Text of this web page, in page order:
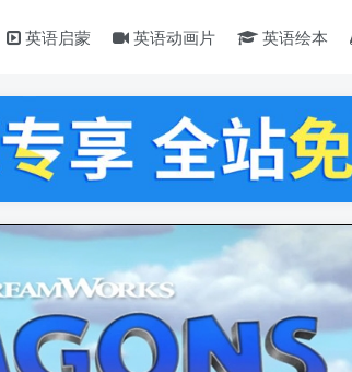
英语启蒙 英语动画片 英语绘本